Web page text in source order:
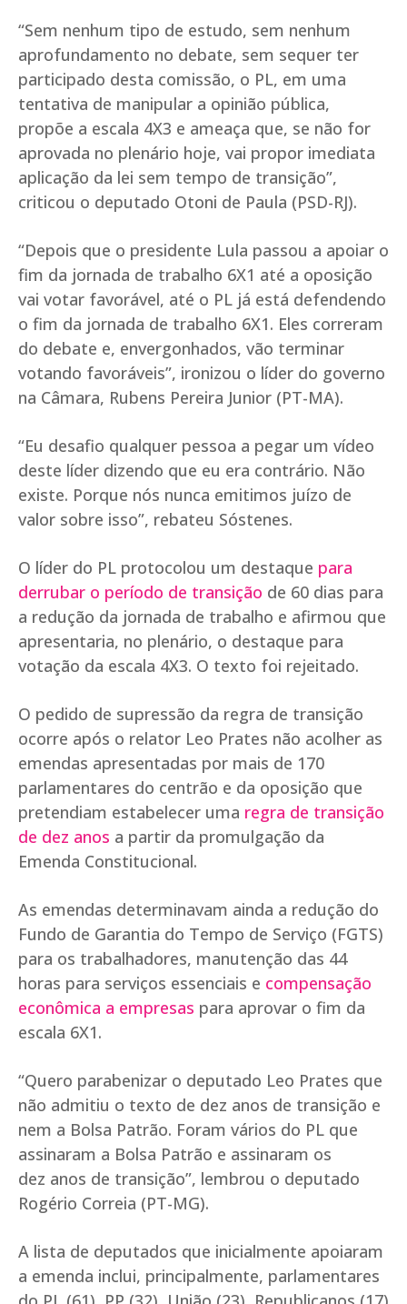
“Sem nenhum tipo de estudo, sem nenhum
aprofundamento no debate, sem sequer ter
participado desta comissão, o PL, em uma
tentativa de manipular a opinião pública,
propõe a escala 4X3 e ameaça que, se não for
aprovada no plenário hoje, vai propor imediata
aplicação da lei sem tempo de transição”,
criticou o deputado Otoni de Paula (PSD-RJ).
“Depois que o presidente Lula passou a apoiar o
fim da jornada de trabalho 6X1 até a oposição
vai votar favorável, até o PL já está defendendo
o fim da jornada de trabalho 6X1. Eles correram
do debate e, envergonhados, vão terminar
votando favoráveis”, ironizou o líder do governo
na Câmara, Rubens Pereira Junior (PT-MA).
“Eu desafio qualquer pessoa a pegar um vídeo
deste líder dizendo que eu era contrário. Não
existe. Porque nós nunca emitimos juízo de
valor sobre isso”, rebateu Sóstenes.
O líder do PL protocolou um destaque para
derrubar o período de transição de 60 dias para
a redução da jornada de trabalho e afirmou que
apresentaria, no plenário, o destaque para
votação da escala 4X3. O texto foi rejeitado.
O pedido de supressão da regra de transição
ocorre após o relator Leo Prates não acolher as
emendas apresentadas por mais de 170
parlamentares do centrão e da oposição que
pretendiam estabelecer uma regra de transição
de dez anos a partir da promulgação da
Emenda Constitucional.
As emendas determinavam ainda a redução do
Fundo de Garantia do Tempo de Serviço (FGTS)
para os trabalhadores, manutenção das 44
horas para serviços essenciais e compensação
econômica a empresas para aprovar o fim da
escala 6X1.
“Quero parabenizar o deputado Leo Prates que
não admitiu o texto de dez anos de transição e
nem a Bolsa Patrão. Foram vários do PL que
assinaram a Bolsa Patrão e assinaram os
dez anos de transição”, lembrou o deputado
Rogério Correia (PT-MG).
A lista de deputados que inicialmente apoiaram
a emenda inclui, principalmente, parlamentares